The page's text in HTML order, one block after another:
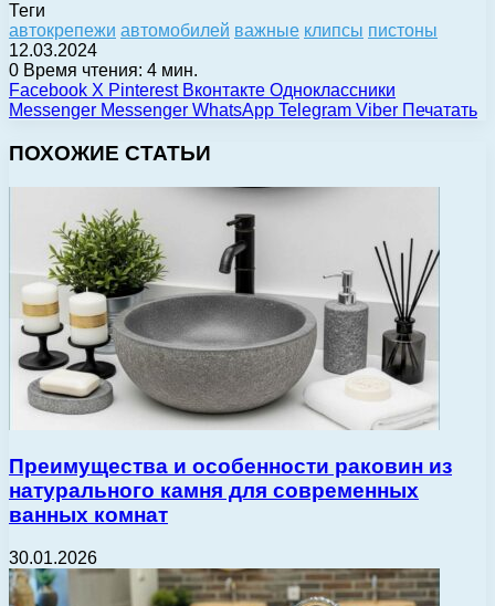
Теги
автокрепежи автомобилей важные клипсы пистоны
12.03.2024
0 Время чтения: 4 мин.
Facebook X Pinterest Вконтакте Одноклассники
Messenger Messenger WhatsApp Telegram Viber Печатать
ПОХОЖИЕ СТАТЬИ
Преимущества и особенности раковин из
натурального камня для современных
ванных комнат
30.01.2026